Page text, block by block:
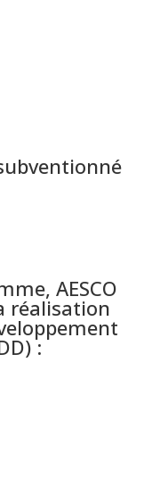
AESCO
réalisation
: